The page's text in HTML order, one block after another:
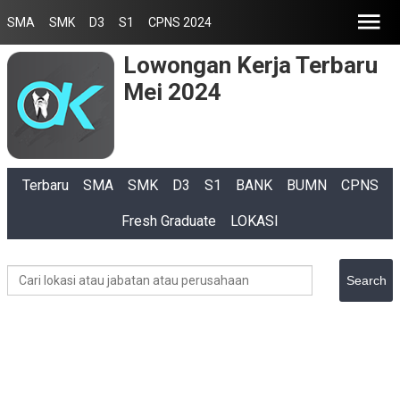
SMA SMK D3 S1 CPNS 2024
Lowongan Kerja Terbaru
Mei 2024
Terbaru SMA SMK D3 S1 BANK BUMN CPNS
Fresh Graduate LOKASI